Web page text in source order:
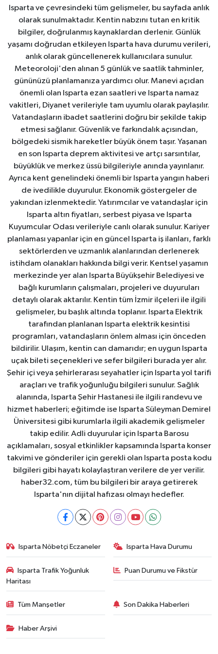
Isparta ve çevresindeki tüm gelişmeler, bu sayfada anlık
olarak sunulmaktadır. Kentin nabzını tutan en kritik
bilgiler, doğrulanmış kaynaklardan derlenir. Günlük
yaşamı doğrudan etkileyen Isparta hava durumu verileri,
anlık olarak güncellenerek kullanıcılara sunulur.
Meteoroloji'den alınan 5 günlük ve saatlik tahminler,
gününüzü planlamanıza yardımcı olur. Manevi açıdan
önemli olan Isparta ezan saatleri ve Isparta namaz
vakitleri, Diyanet verileriyle tam uyumlu olarak paylaşılır.
Vatandaşların ibadet saatlerini doğru bir şekilde takip
etmesi sağlanır. Güvenlik ve farkındalık açısından,
bölgedeki sismik hareketler büyük önem taşır. Yaşanan
en son Isparta deprem aktivitesi ve artçı sarsıntılar,
büyüklük ve merkez üssü bilgileriyle anında yayınlanır.
Ayrıca kent genelindeki önemli bir Isparta yangın haberi
de ivedilikle duyurulur. Ekonomik göstergeler de
yakından izlenmektedir. Yatırımcılar ve vatandaşlar için
Isparta altın fiyatları, serbest piyasa ve Isparta
Kuyumcular Odası verileriyle canlı olarak sunulur. Kariyer
planlaması yapanlar için en güncel Isparta iş ilanları, farklı
sektörlerden ve uzmanlık alanlarından derlenerek
istihdam olanakları hakkında bilgi verir. Kentsel yaşamın
merkezinde yer alan Isparta Büyükşehir Belediyesi ve
bağlı kurumların çalışmaları, projeleri ve duyuruları
detaylı olarak aktarılır. Kentin tüm İzmir ilçeleri ile ilgili
gelişmeler, bu başlık altında toplanır. Isparta Elektrik
tarafından planlanan Isparta elektrik kesintisi
programları, vatandaşların önlem alması için önceden
bildirilir. Ulaşım, kentin can damarıdır; en uygun Isparta
uçak bileti seçenekleri ve sefer bilgileri burada yer alır.
Şehir içi veya şehirlerarası seyahatler için Isparta yol tarifi
araçları ve trafik yoğunluğu bilgileri sunulur. Sağlık
alanında, Isparta Şehir Hastanesi ile ilgili randevu ve
hizmet haberleri; eğitimde ise Isparta Süleyman Demirel
Üniversitesi gibi kurumlarla ilgili akademik gelişmeler
takip edilir. Adli duyurular için Isparta Barosu
açıklamaları, sosyal etkinlikler kapsamında Isparta konser
takvimi ve gönderiler için gerekli olan Isparta posta kodu
bilgileri gibi hayatı kolaylaştıran verilere de yer verilir.
haber32.com, tüm bu bilgileri bir araya getirerek
Isparta'nın dijital hafızası olmayı hedefler.
Isparta Nöbetçi Eczaneler Isparta Hava Durumu
Isparta Trafik Yoğunluk
Haritası
Puan Durumu ve Fikstür
Tüm Manşetler Son Dakika Haberleri
Haber Arşivi